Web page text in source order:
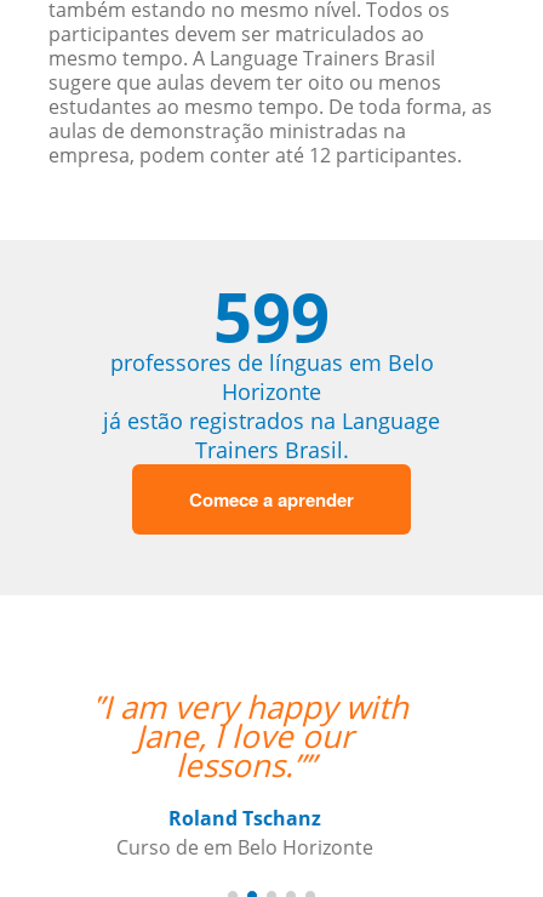
também estando no mesmo nível. Todos os
participantes devem ser matriculados ao
mesmo tempo. A Language Trainers Brasil
sugere que aulas devem ter oito ou menos
estudantes ao mesmo tempo. De toda forma, as
aulas de demonstração ministradas na
empresa, podem conter até 12 participantes.
599
professores de línguas em Belo
Horizonte
já estão registrados na Language
Trainers Brasil.
Comece a aprender
“”Working with Jane
was fantastic. ””
Curso de Português em Belo
Horizonte